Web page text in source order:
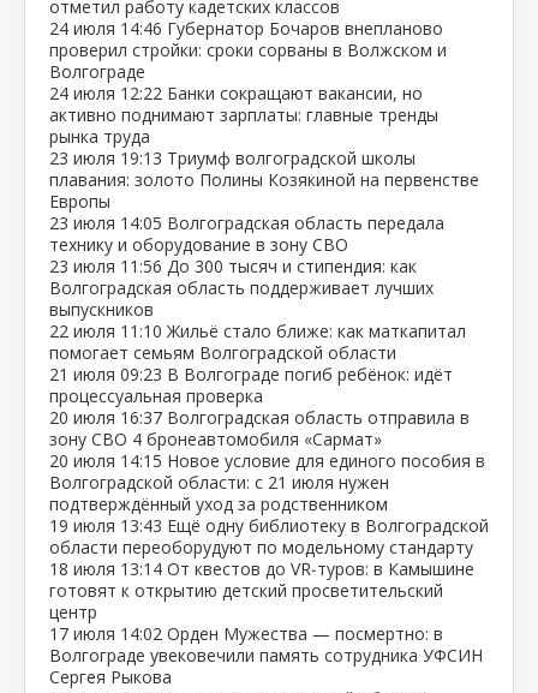
отметил работу кадетских классов
24 июля 14:46 Губернатор Бочаров внепланово
проверил стройки: сроки сорваны в Волжском и
Волгограде
24 июля 12:22 Банки сокращают вакансии, но
активно поднимают зарплаты: главные тренды
рынка труда
23 июля 19:13 Триумф волгоградской школы
плавания: золото Полины Козякиной на первенстве
Европы
23 июля 14:05 Волгоградская область передала
технику и оборудование в зону СВО
23 июля 11:56 До 300 тысяч и стипендия: как
Волгоградская область поддерживает лучших
выпускников
22 июля 11:10 Жильё стало ближе: как маткапитал
помогает семьям Волгоградской области
21 июля 09:23 В Волгограде погиб ребёнок: идёт
процессуальная проверка
20 июля 16:37 Волгоградская область отправила в
зону СВО 4 бронеавтомобиля «Сармат»
20 июля 14:15 Новое условие для единого пособия в
Волгоградской области: с 21 июля нужен
подтверждённый уход за родственником
19 июля 13:43 Ещё одну библиотеку в Волгоградской
области переоборудуют по модельному стандарту
18 июля 13:14 От квестов до VR‑туров: в Камышине
готовят к открытию детский просветительский
центр
17 июля 14:02 Орден Мужества — посмертно: в
Волгограде увековечили память сотрудника УФСИН
Сергея Рыкова